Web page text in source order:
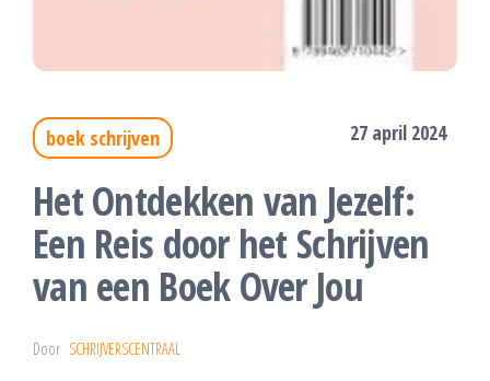
boek schrijven 27 april 2024
Het Ontdekken van Jezelf:
Een Reis door het Schrijven
van een Boek Over Jou
Door SCHRIJVERSCENTRAAL